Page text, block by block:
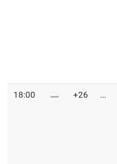
18:00 +26 ...